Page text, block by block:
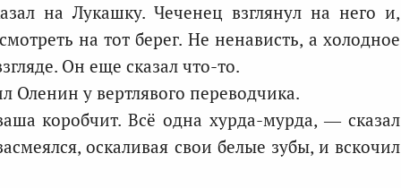
на Лукашку. Чеченец взглянул на него и,
на тот берег. Не ненависть, а холодное
Он еще сказал что-то.
Оленин у вертлявого переводчика.
коробчит. Всё одна хурда-мурда, — сказал
оскаливая свои белые зубы, и вскочил